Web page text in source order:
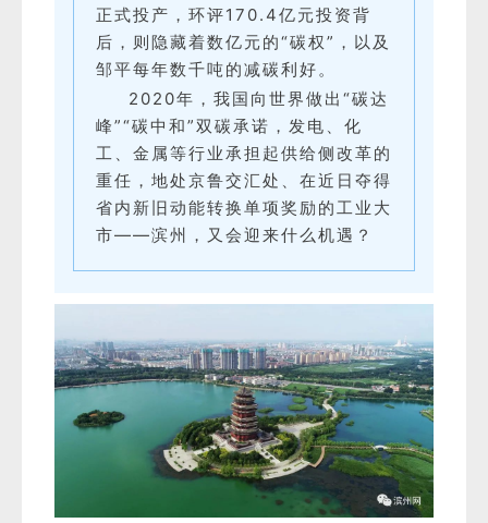
正式投产，环评170.4亿元投资背
后，则隐藏着数亿元的“碳权”，以及
邹平每年数千吨的减碳利好。
2020年，我国向世界做出“碳达
峰”“碳中和”双碳承诺，发电、化
工、金属等行业承担起供给侧改革的
重任，地处京鲁交汇处、在近日夺得
省内新旧动能转换单项奖励的工业大
市——滨州，又会迎来什么机遇？